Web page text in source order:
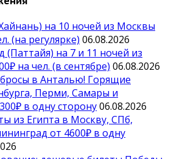
на 10 ночей из Москвы
(на регулярке) 06.08.2026
(Паттайя) на 7 и 11 ночей из
на чел. (в сентябре) 06.08.2026
в Анталью! Горящие
Перми, Самары и
в одну сторону06.08.2026
из Египта в Москву, СПб,
от 4600₽ в одну